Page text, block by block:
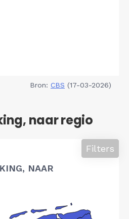
Bron: CBS (17-03-2026)
naar regio
NAAR
Filters